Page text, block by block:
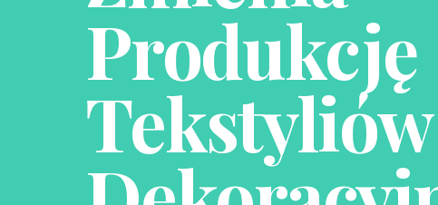
Produkcję
Tekstyliów